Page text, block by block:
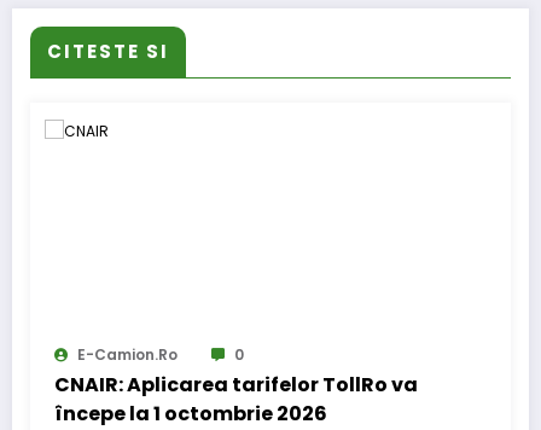
CITESTE SI
E-Camion.ro 0
CNAIR: Aplicarea tarifelor TollRo va
începe la 1 octombrie 2026